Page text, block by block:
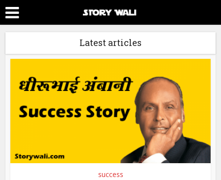
Latest articles
success